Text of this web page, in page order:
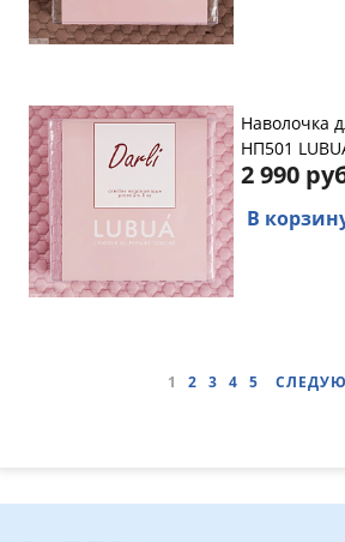
Наволочка
НП501
2 990
В
1 2 3 4 5